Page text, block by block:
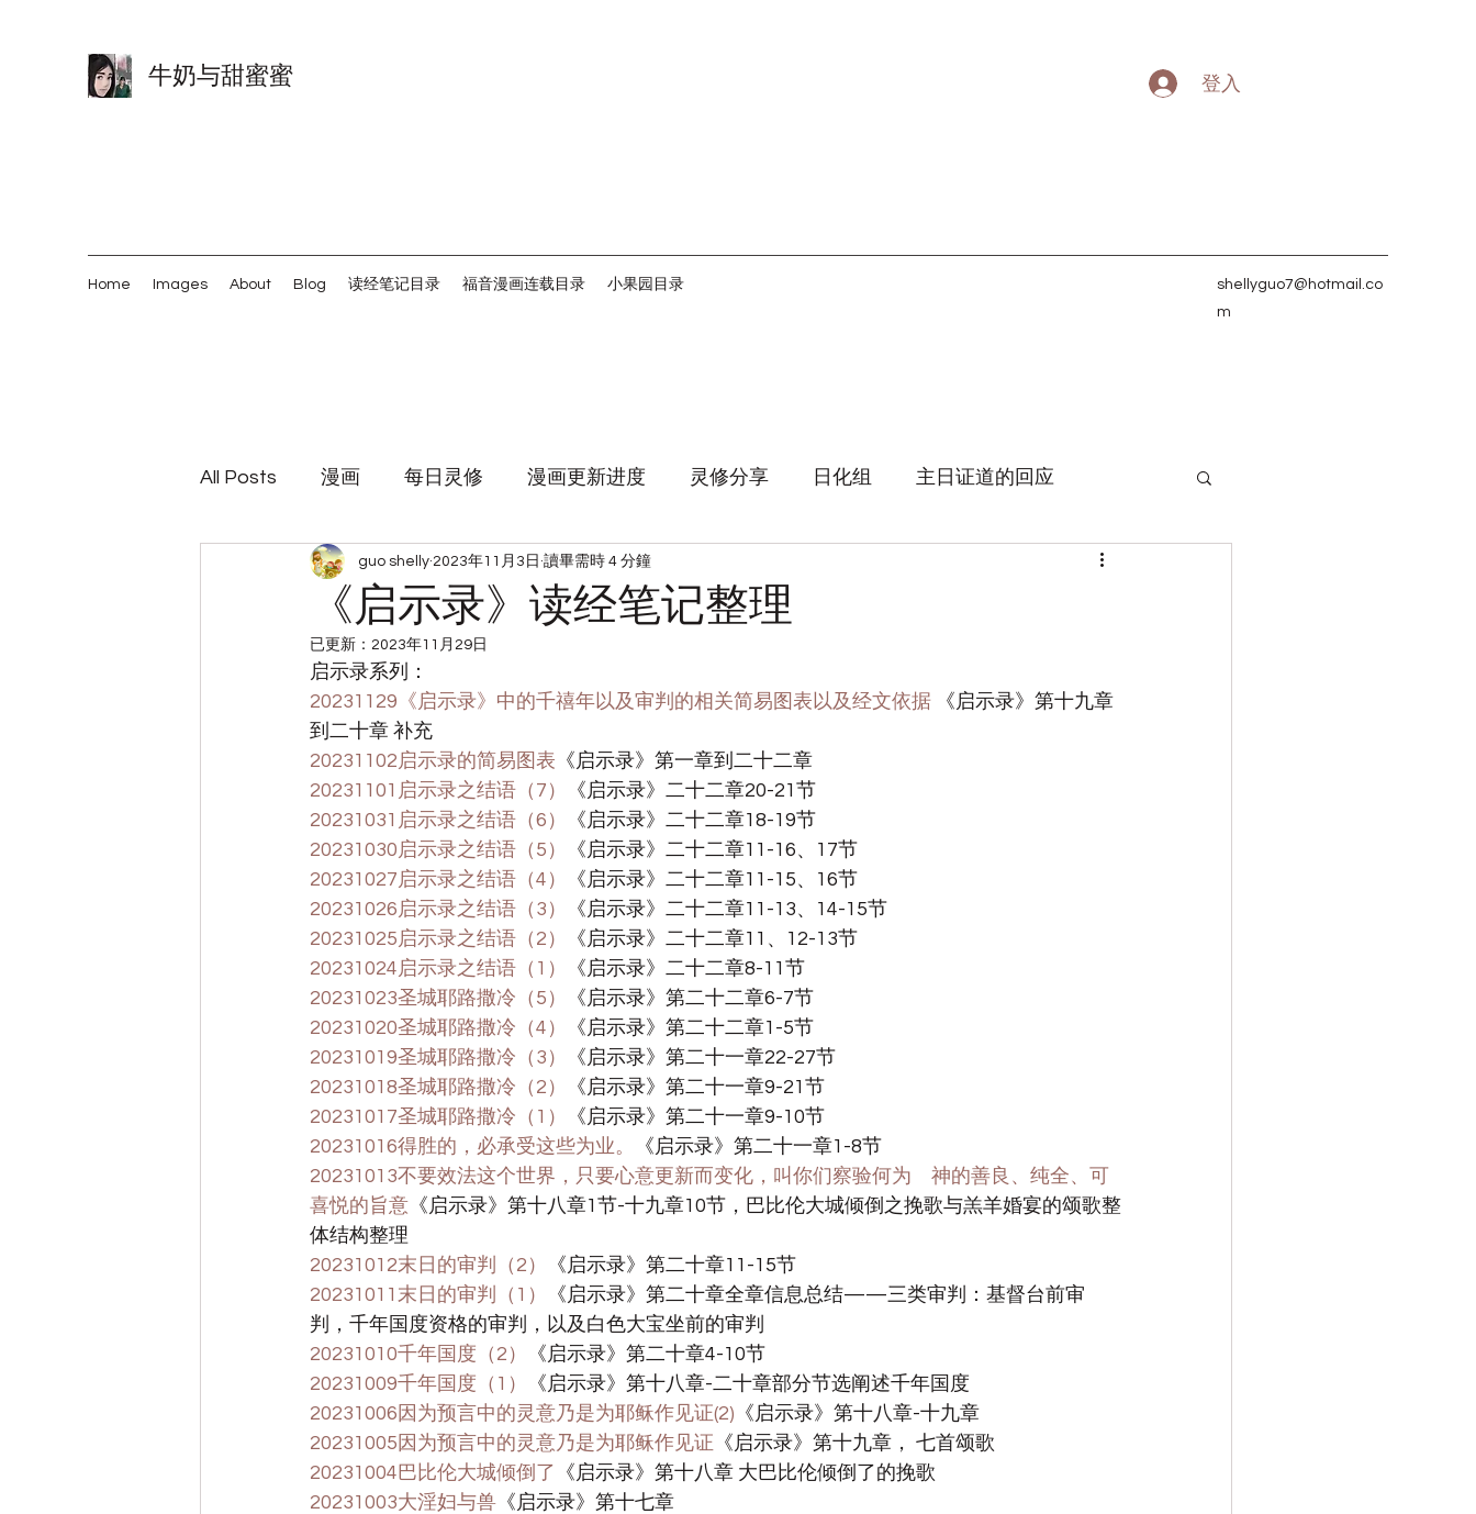
牛奶与甜蜜蜜 登入
Home Images About Blog 读经笔记目录 福音漫画连载目录 小果园目录
shellyguo7@hotmail.co
m
All Posts 漫画 每日灵修 漫画更新进度 灵修分享 日化组 主日证道的回应
周六查经小组笔记 带娃读经 宋典的日常
《启示录》读经笔记整理
guo shelly 2023年11月3日 讀畢需時 4 分鐘
已更新： 2023年11月29日
启示录系列：
20231129《启示录》中的千禧年以及审判的相关简易图表以及经文依据 《启示录》第十九章
到二十章 补充
20231102启示录的简易图表 《启示录》第一章到二十二章
20231101启示录之结语（7）
《启示录》二十二章20-21节
20231031启示录之结语（6）
《启示录》二十二章18-19节
20231030启示录之结语（5）
《启示录》二十二章11-16、17节
20231027启示录之结语（4）
《启示录》二十二章11-15、16节
20231026启示录之结语（3）
《启示录》二十二章11-13、14-15节
20231025启示录之结语（2）
《启示录》二十二章11、12-13节
20231024启示录之结语（1）
《启示录》二十二章8-11节
20231023圣城耶路撒冷（5）
《启示录》第二十二章6-7节
20231020圣城耶路撒冷（4）
《启示录》第二十二章1-5节
20231019圣城耶路撒冷（3）
《启示录》第二十一章22-27节
20231018圣城耶路撒冷（2）
《启示录》第二十一章9-21节
20231017圣城耶路撒冷（1）
《启示录》第二十一章9-10节
20231016得胜的，必承受这些为业。
《启示录》第二十一章1-8节
20231013不要效法这个世界，只要心意更新而变化，叫你们察验何为　神的善良、纯全、可
喜悦的旨意 《启示录》第十八章1节-十九章10节，巴比伦大城倾倒之挽歌与羔羊婚宴的颂歌整
体结构整理
20231012末日的审判（2）
《启示录》第二十章11-15节
20231011末日的审判（1）
《启示录》第二十章全章信息总结——三类审判：基督台前审
判，千年国度资格的审判，以及白色大宝坐前的审判
20231010千年国度（2）
《启示录》第二十章4-10节
20231009千年国度（1）
《启示录》第十八章-二十章部分节选阐述千年国度
20231006因为预言中的灵意乃是为耶稣作见证(2) 《启示录》第十八章-十九章
20231005因为预言中的灵意乃是为耶稣作见证 《启示录》第十九章， 七首颂歌
20231004巴比伦大城倾倒了
《启示录》第十八章 大巴比伦倾倒了的挽歌
20231003大淫妇与兽 《启示录》第十七章